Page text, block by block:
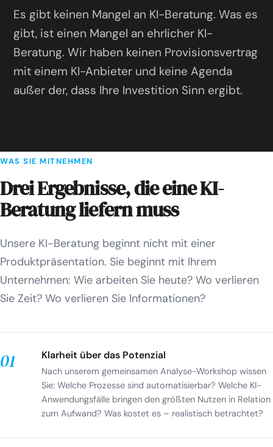
Es gibt keinen Mangel an KI-Beratung. Was es
gibt, ist einen Mangel an ehrlicher KI-
Beratung. Wir haben keinen Provisionsvertrag
mit einem KI-Anbieter und keine Agenda
außer der, dass Ihre Investition Sinn ergibt.
WAS SIE MITNEHMEN
Drei Ergebnisse, die eine KI-
Beratung liefern muss
Unsere KI-Beratung beginnt nicht mit einer
Produktpräsentation. Sie beginnt mit Ihrem
Unternehmen: Wie arbeiten Sie heute? Wo verlieren
Sie Zeit? Wo verlieren Sie Informationen?
01 Klarheit über das Potenzial
Nach unserem gemeinsamen Analyse-Workshop wissen
Sie: Welche Prozesse sind automatisierbar? Welche KI-
Anwendungsfälle bringen den größten Nutzen in Relation
zum Aufwand? Was kostet es – realistisch betrachtet?